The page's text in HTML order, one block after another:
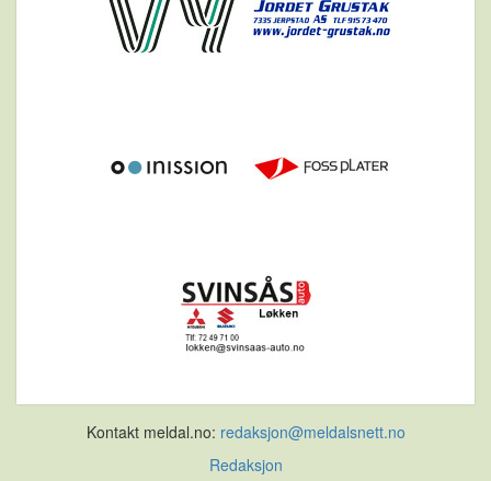
Kontakt meldal.no: redaksjon@meldalsnett.no
Redaksjon